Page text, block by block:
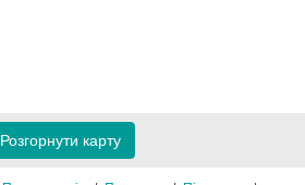
Розгорнути карту